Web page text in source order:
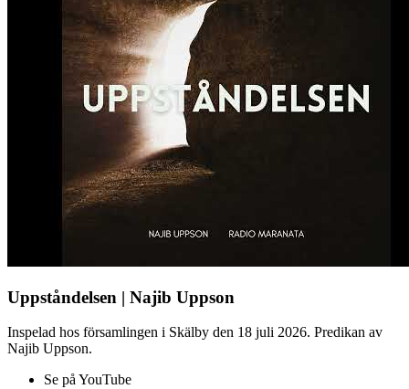
Uppståndelsen | Najib Uppson
Inspelad hos församlingen i Skälby den 18 juli 2026. Predikan av
Najib Uppson.
Se på YouTube